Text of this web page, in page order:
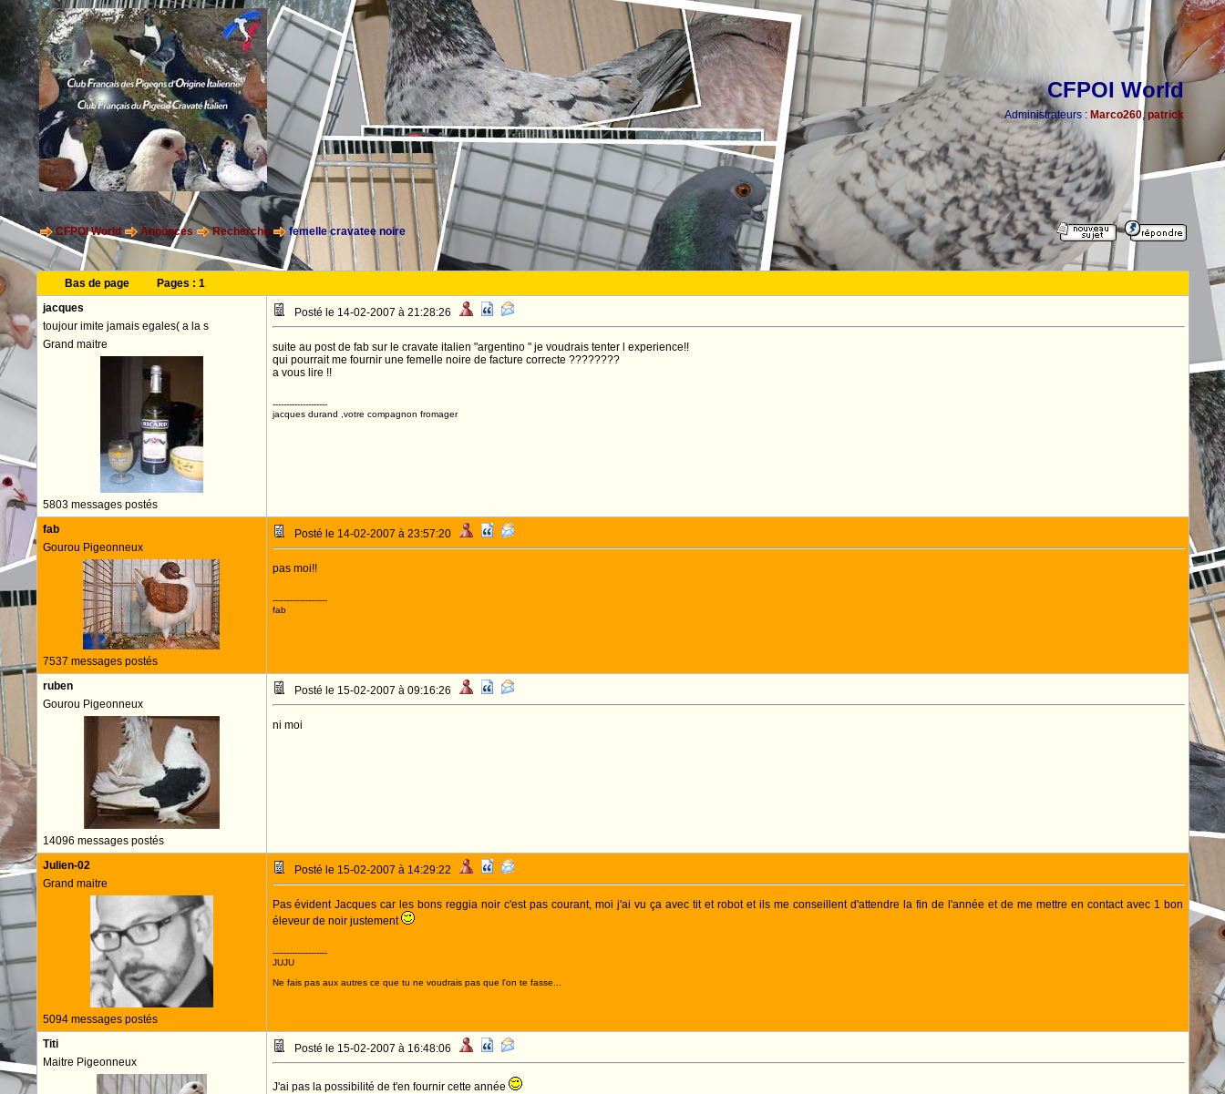
CFPOI World
Administrateurs : Marco260, patrick
CFPOI World Annonces Recherche femelle cravatee noire
Bas de page Pages : 1
jacques
toujour imite jamais egales( a la s
Grand maitre
5803 messages postés
Posté le 14-02-2007 à 21:28:26
suite au post de fab sur le cravate italien "argentino " je voudrais tenter l experience!!
qui pourrait me fournir une femelle noire de facture correcte ????????
a vous lire !!
--------------------
jacques durand ,votre compagnon fromager
fab
Gourou Pigeonneux
7537 messages postés
Posté le 14-02-2007 à 23:57:20
pas moi!!
--------------------
fab
ruben
Gourou Pigeonneux
14096 messages postés
Posté le 15-02-2007 à 09:16:26
ni moi
Julien-02
Grand maitre
5094 messages postés
Posté le 15-02-2007 à 14:29:22
Pas évident Jacques car les bons reggia noir c'est pas courant, moi j'ai vu ça avec tit et robot et ils me conseillent d'attendre la fin de l'année et de me mettre en contact avec 1 bon
éleveur de noir justement
--------------------
JUJU
Ne fais pas aux autres ce que tu ne voudrais pas que l'on te fasse...
Titi
Maitre Pigeonneux
Posté le 15-02-2007 à 16:48:06
J'ai pas la possibilité de t'en fournir cette année